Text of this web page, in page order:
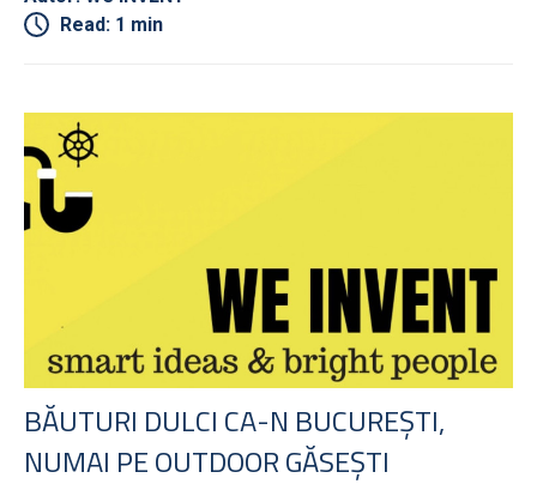
Read: 1 min
BĂUTURI DULCI CA-N BUCUREȘTI,
NUMAI PE OUTDOOR GĂSEȘTI